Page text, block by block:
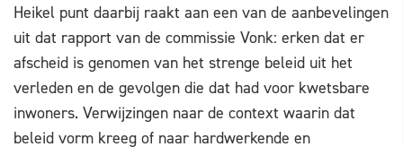
Heikel punt daarbij raakt aan een van de aanbevelingen
uit dat rapport van de commissie Vonk: erken dat er
afscheid is genomen van het strenge beleid uit het
verleden en de gevolgen die dat had voor kwetsbare
inwoners. Verwijzingen naar de context waarin dat
beleid vorm kreeg of naar hardwerkende en